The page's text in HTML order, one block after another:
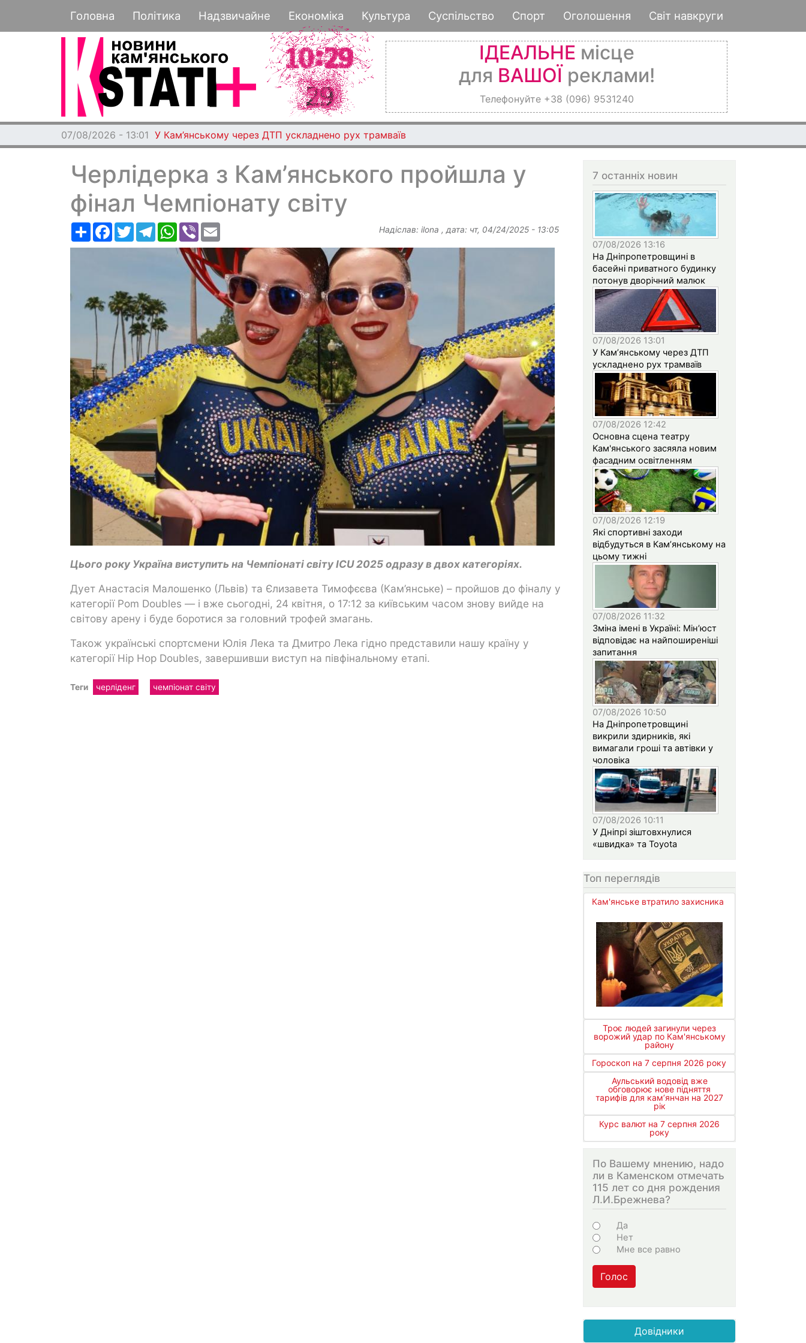
до
основного
Основная навигация
Головна Політика Надзвичайне Економіка Культура Суспільство Спорт Оголошення Світ навкруги
ІДЕАЛЬНЕ місце
для ВАШОЇ реклами!
Телефонуйте +38 (096) 9531240
07/08/2026 - 13:01 У Кам’янському через ДТП ускладнено рух трамваїв
Черлідерка з Кам’янського пройшла у
фінал Чемпіонату світу
РесурсFacebook
TwitterTelegramWhatsApp
Viber Надіслав: ilona , дата: чт, 04/24/2025 - 13:05
Цього року Україна виступить на Чемпіонаті світу ICU 2025 одразу в двох категоріях.
Дует Анастасія Малошенко (Львів) та Єлизавета Тимофєєва (Кам’янське) – пройшов до фіналу у
категорії Pom Doubles — і вже сьогодні, 24 квітня, о 17:12 за київським часом знову вийде на
світову арену і буде боротися за головний трофей змагань.
Також українські спортсмени Юлія Лека та Дмитро Лека гідно представили нашу країну у
категорії Hip Hop Doubles, завершивши виступ на півфінальному етапі.
Теги черліденг чемпіонат світу
7 останніх новин
07/08/2026 13:16
На Дніпропетровщині в
басейні приватного будинку
потонув дворічний малюк
07/08/2026 13:01
У Кам’янському через ДТП
ускладнено рух трамваїв
07/08/2026 12:42
Основна сцена театру
Кам'янського засяяла новим
фасадним освітленням
07/08/2026 12:19
Які спортивні заходи
відбудуться в Кам’янському на
цьому тижні
07/08/2026 11:32
Зміна імені в Україні: Мін’юст
відповідає на найпоширеніші
запитання
07/08/2026 10:50
На Дніпропетровщині
викрили здирників, які
вимагали гроші та автівки у
чоловіка
07/08/2026 10:11
У Дніпрі зіштовхнулися
«швидка» та Toyota
Топ переглядів
Кам'янське втратило захисника
Троє людей загинули через
ворожий удар по Кам'янському
району
Гороскоп на 7 серпня 2026 року
Аульський водовід вже
обговорює нове підняття
тарифів для кам’янчан на 2027
рік
Курс валют на 7 серпня 2026
року
По Вашему мнению, надо
ли в Каменском отмечать
115 лет со дня рождения
Л.И.Брежнева?
Варіанти
Да
Нет
Мне все равно
Голос
Довідники